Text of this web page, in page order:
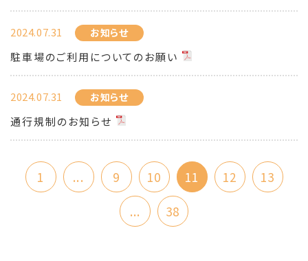
2024.07.31 お知らせ
駐車場のご利用についてのお願い
2024.07.31 お知らせ
通行規制のお知らせ
1 ... 9 10 11 12
13
...
38